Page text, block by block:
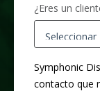
¿Eres un
Symphonic
contacto que